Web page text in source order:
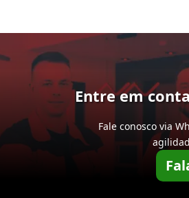
Entre em
Fale conosco via